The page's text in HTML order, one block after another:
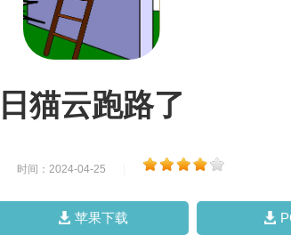
日猫云跑路了
时间：2024-04-25
苹果下载